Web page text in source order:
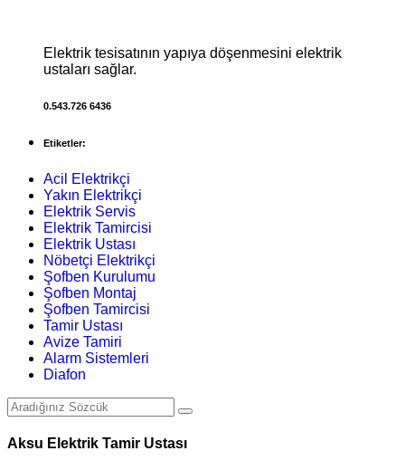
Elektrik tesisatının yapıya döşenmesini elektrik
ustaları sağlar.
0.543.726 6436
Etiketler:
Acil Elektrikçi
Yakın Elektrikçi
Elektrik Servis
Elektrik Tamircisi
Elektrik Ustası
Nöbetçi Elektrikçi
Şofben Kurulumu
Şofben Montaj
Şofben Tamircisi
Tamir Ustası
Avize Tamiri
Alarm Sistemleri
Diafon
Aksu Elektrik Tamir Ustası